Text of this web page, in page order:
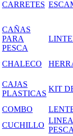
CARRETES
CAÑAS
PARA
PESCA
CHALECO
CAJAS
PLASTICAS
KIT
COMBO
CUCHILLO